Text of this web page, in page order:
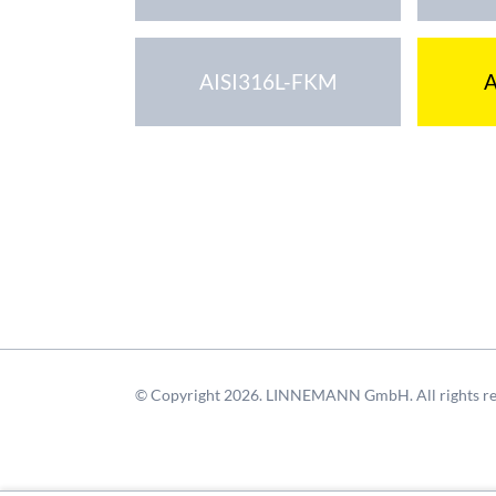
AISI316L-FKM
© Copyright 2026. LINNEMANN GmbH. All rights